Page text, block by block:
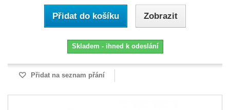
Přidat do košíku Zobrazit
Skladem - ihned k odeslání
Přidat na seznam přání